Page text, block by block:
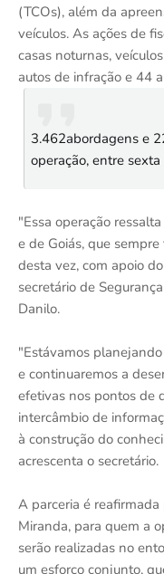
(TCOs), além da
veículos. As ações de
casas noturnas,
autos de infração e 44
3.462abordagens e
operação, entre
"Essa operação
e de Goiás, que
desta vez, com apoio
secretário de
Danilo.
"Estávamos
e continuaremos a
efetivas nos pontos de
intercâmbio de
à construção do
acrescenta o secretário.
A parceria é
Miranda, para quem a
serão realizadas no
um esforço conjunto,